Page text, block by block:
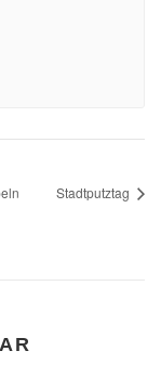
Stadtputztag